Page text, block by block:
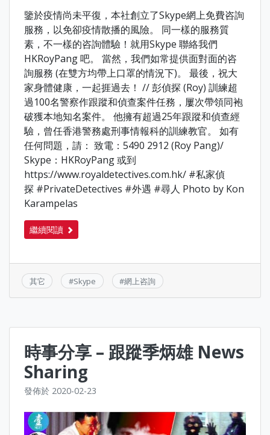
鑒於疫情尚未平復，本社創立了Skype網上免費咨詢
服務，以免卻疫情散播的風險。 同一樣的服務質
素，不一樣的咨詢體驗！就用Skype 聯絡我們
HKRoyPang 吧。 當然，我們如常提供面對面的咨
詢服務 (在雙方均帶上口罩的情況下)。 最後，祝大
家身體健康，一起捱過去！ // 彭偵探 (Roy) 訓練超
過100名警察作跟蹤和偵查案件任務，屢次帶領同袍
破獲本地知名案件。 他擁有超過25年跟蹤和偵查經
驗，曾任香港警務處刑事情報科的訓練教官。 如有
任何問題，請： 致電：5490 2912 (Roy Pang)/
Skype：HKRoyPang 或到
https://www.royaldetectives.com.hk/ #私家偵
探 #PrivateDetectives #外遇 #尋人 Photo by Kon
Karampelas
繼續閱讀
其它 #Skype #網上咨詢
時事分享 – 跟蹤季炳雄 News
Sharing
發佈於 2020-02-23